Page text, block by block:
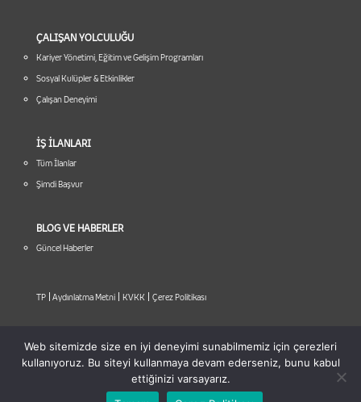
ÇALIŞAN YOLCULUĞU
Kariyer Yönetimi, Eğitim ve Gelişim Programları
Sosyal Kulüpler & Etkinlikler
Çalışan Deneyimi
İŞ İLANLARI
Tüm İlanlar
Şimdi Başvur
BLOG VE HABERLER
Güncel Haberler
TP| Aydınlatma Metni| KVKK| Çerez Politikası
Web sitemizde size en iyi deneyimi sunabilmemiz için çerezleri
kullanıyoruz. Bu siteyi kullanmaya devam ederseniz, bunu kabul
ettiğinizi varsayarız.